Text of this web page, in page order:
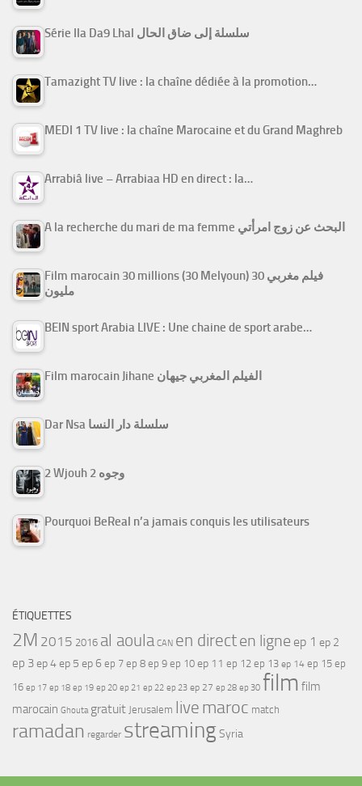
Série Ila Da9 Lhal سلسلة إلى ضاق الحال
Tamazight TV live : la chaîne dédiée à la promotion…
MEDI 1 TV live : la chaîne Marocaine et du Grand Maghreb
Arrabiâ live – Arrabiaa HD en direct : la…
A la recherche du mari de ma femme البحث عن زوج امرأتي
Film marocain 30 millions (30 Melyoun) فيلم مغربي 30
مليون
BEIN sport Arabia LIVE : Une chaine de sport arabe…
Film marocain Jihane الفيلم المغربي جيهان
Dar Nsa سلسلة دار النسا
2 Wjouh 2 وجوه
Pourquoi BeReal n’a jamais conquis les utilisateurs
ÉTIQUETTES
2M 2015 2016 al aoula CAN en directen ligne ep 1 ep 2
ep 3ep 4ep 5 ep 6 ep 7 ep 8 ep 9 ep 10 ep 11 ep 12 ep 13 ep 14 ep 15 ep
16 ep 17 ep 18 ep 19 ep 20 ep 21 ep 22 ep 23 ep 27 ep 28 ep 30 film film
marocain Ghouta gratuit Jerusalem live maroc match
ramadan regarder streamingSyria